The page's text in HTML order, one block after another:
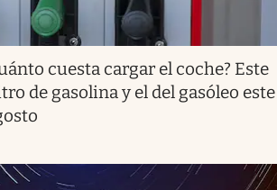
cuesta cargar el coche? Este
de gasolina y el del gasóleo este